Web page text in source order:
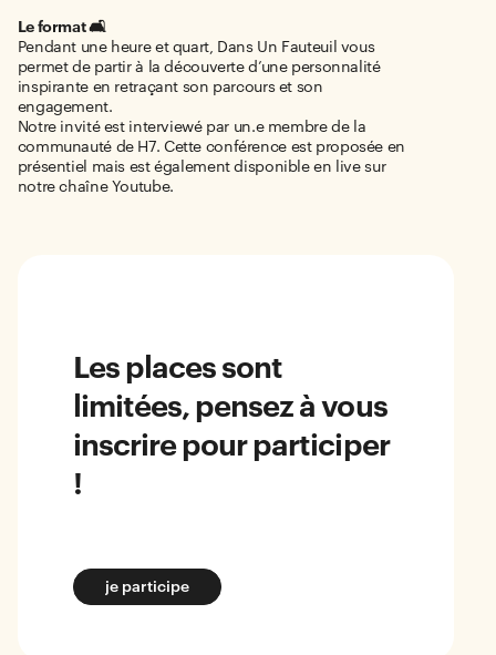
Le format 🛋
Pendant une heure et quart, Dans Un Fauteuil vous
permet de partir à la découverte d’une personnalité
inspirante en retraçant son parcours et son
engagement.
Notre invité est interviewé par un.e membre de la
communauté de H7. Cette conférence est proposée en
présentiel mais est également disponible en live sur
notre chaîne Youtube.
Les places sont
limitées, pensez à vous
inscrire pour participer
!
je participe